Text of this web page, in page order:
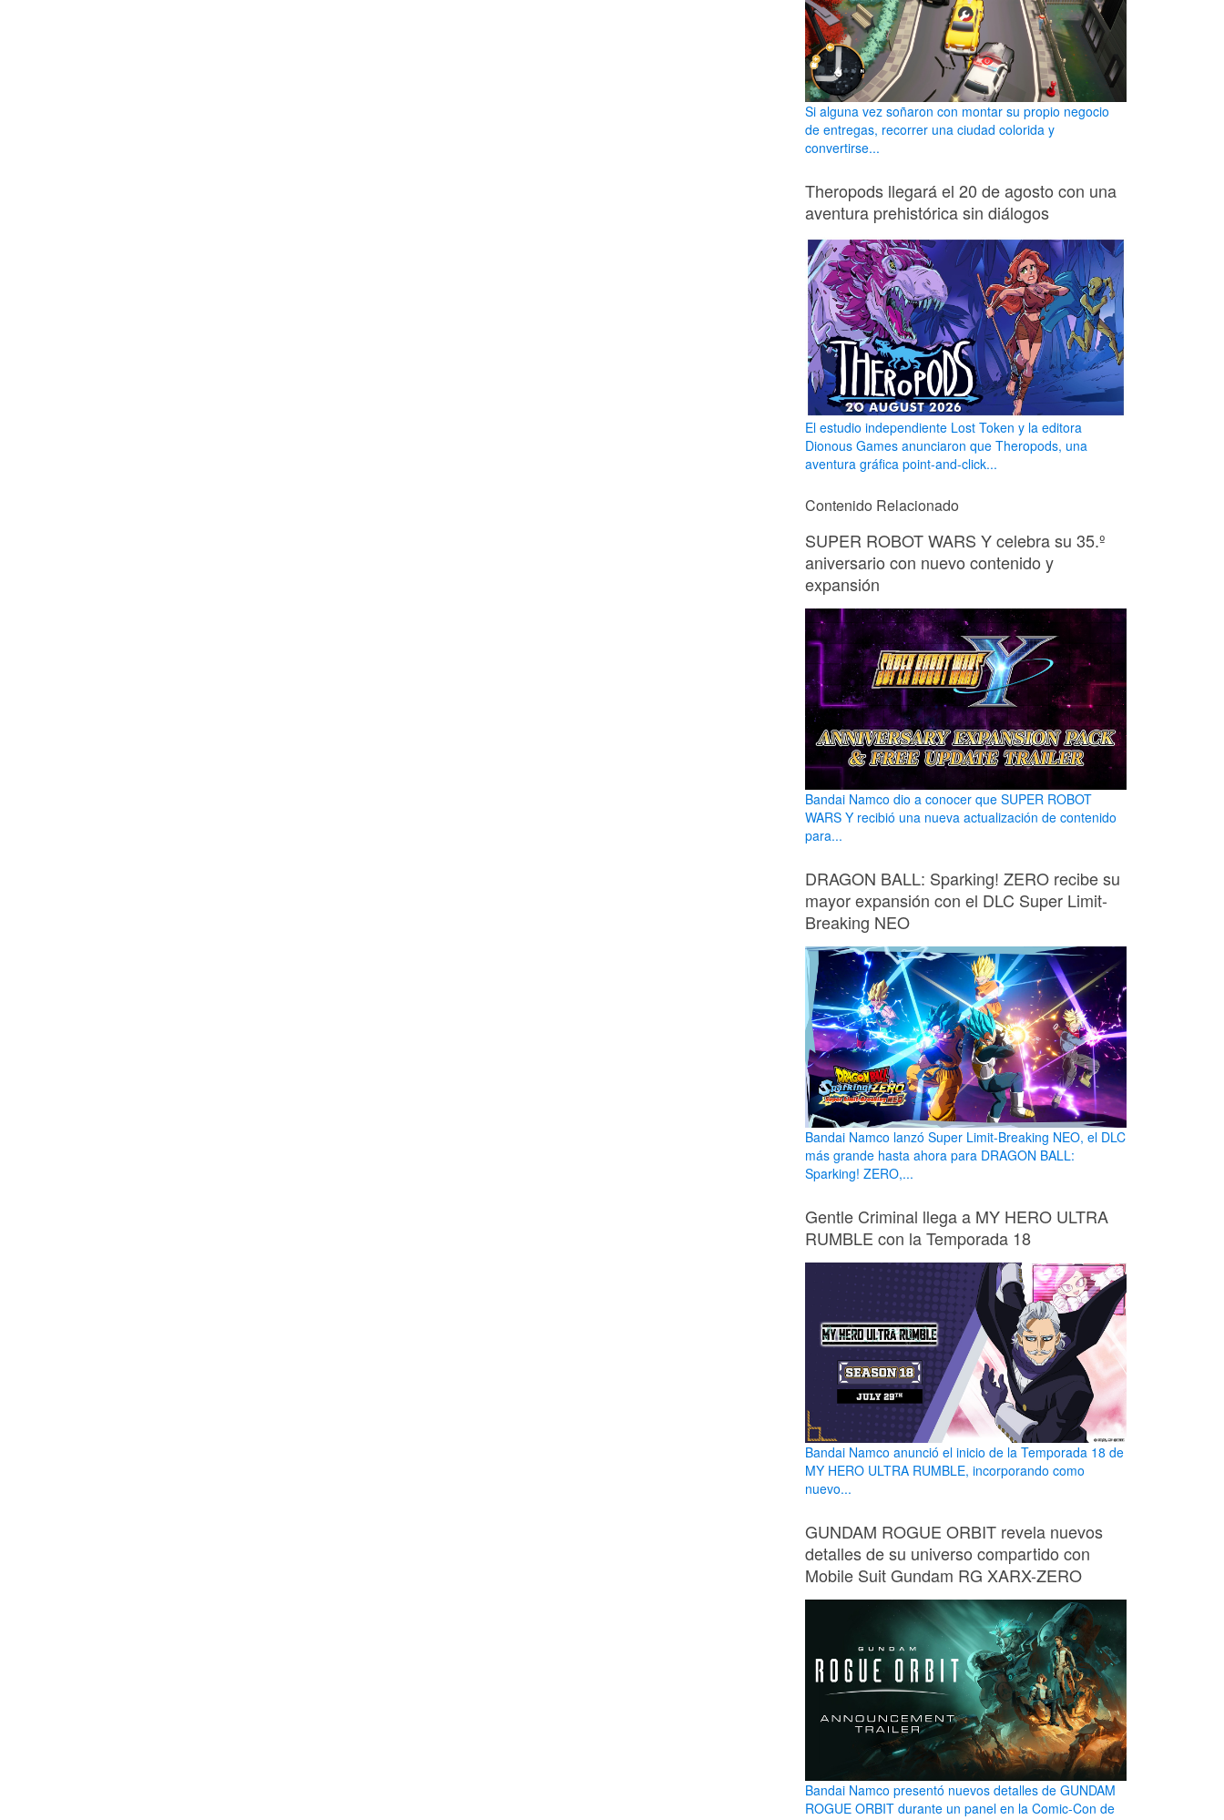
Si alguna vez soñaron con montar su propio negocio
de entregas, recorrer una ciudad colorida y
convertirse...
Theropods llegará el 20 de agosto con una
aventura prehistórica sin diálogos
El estudio independiente Lost Token y la editora
Dionous Games anunciaron que Theropods, una
aventura gráfica point-and-click...
Contenido Relacionado
SUPER ROBOT WARS Y celebra su 35.º
aniversario con nuevo contenido y
expansión
Bandai Namco dio a conocer que SUPER ROBOT
WARS Y recibió una nueva actualización de contenido
para...
DRAGON BALL: Sparking! ZERO recibe su
mayor expansión con el DLC Super Limit-
Breaking NEO
Bandai Namco lanzó Super Limit-Breaking NEO, el DLC
más grande hasta ahora para DRAGON BALL:
Sparking! ZERO,...
Gentle Criminal llega a MY HERO ULTRA
RUMBLE con la Temporada 18
Bandai Namco anunció el inicio de la Temporada 18 de
MY HERO ULTRA RUMBLE, incorporando como
nuevo...
GUNDAM ROGUE ORBIT revela nuevos
detalles de su universo compartido con
Mobile Suit Gundam RG XARX-ZERO
Bandai Namco presentó nuevos detalles de GUNDAM
ROGUE ORBIT durante un panel en la Comic-Con de